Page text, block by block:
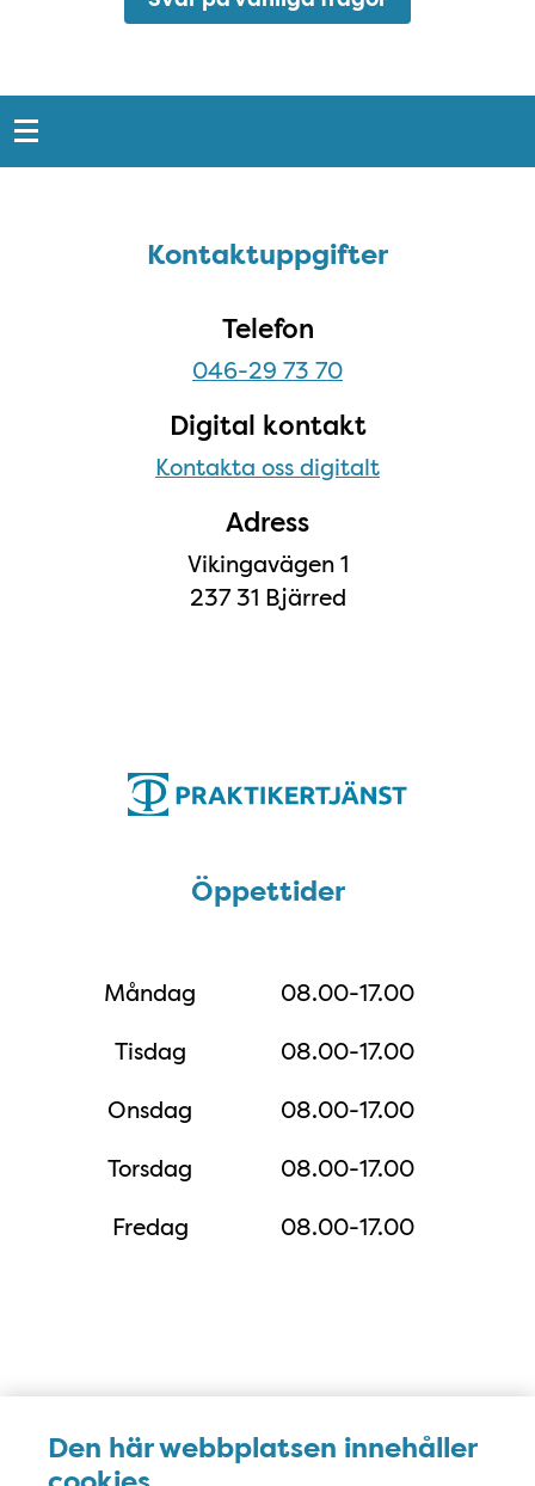
Den här webbplatsen innehåller
Snabblänkar
Kontaktuppgifter
Kontaktuppgifter
Telefon
046-29 73 70
Digital kontakt
Kontakta oss digitalt
Adress
Vikingavägen 1
237 31 Bjärred
Öppettider
Måndag
08.00-17.00
Tisdag
08.00-17.00
Onsdag
08.00-17.00
Torsdag
08.00-17.00
Fredag
08.00-17.00
Karta